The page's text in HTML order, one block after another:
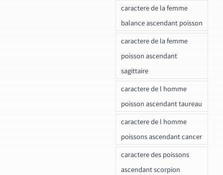
caractere de la femme
balance ascendant poisson
caractere de la femme
poisson ascendant
sagittaire
caractere de l homme
poisson ascendant taureau
caractere de l homme
poissons ascendant cancer
caractere des poissons
ascendant scorpion